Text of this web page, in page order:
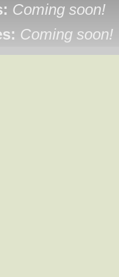
Coming soon!
Coming soon!